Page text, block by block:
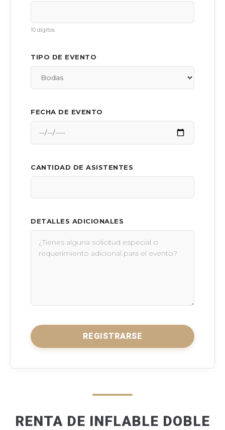
10 dígitos
TIPO DE EVENTO
FECHA DE EVENTO
CANTIDAD DE ASISTENTES
DETALLES ADICIONALES
REGISTRARSE
RENTA DE INFLABLE DOBLE